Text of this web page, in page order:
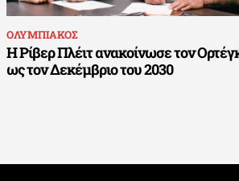
ΟΛΥΜΠΙΑΚΟΣ
Η Ρίβερ Πλέιτ ανακοίνωσε τον
ως τον Δεκέμβριο του 2030